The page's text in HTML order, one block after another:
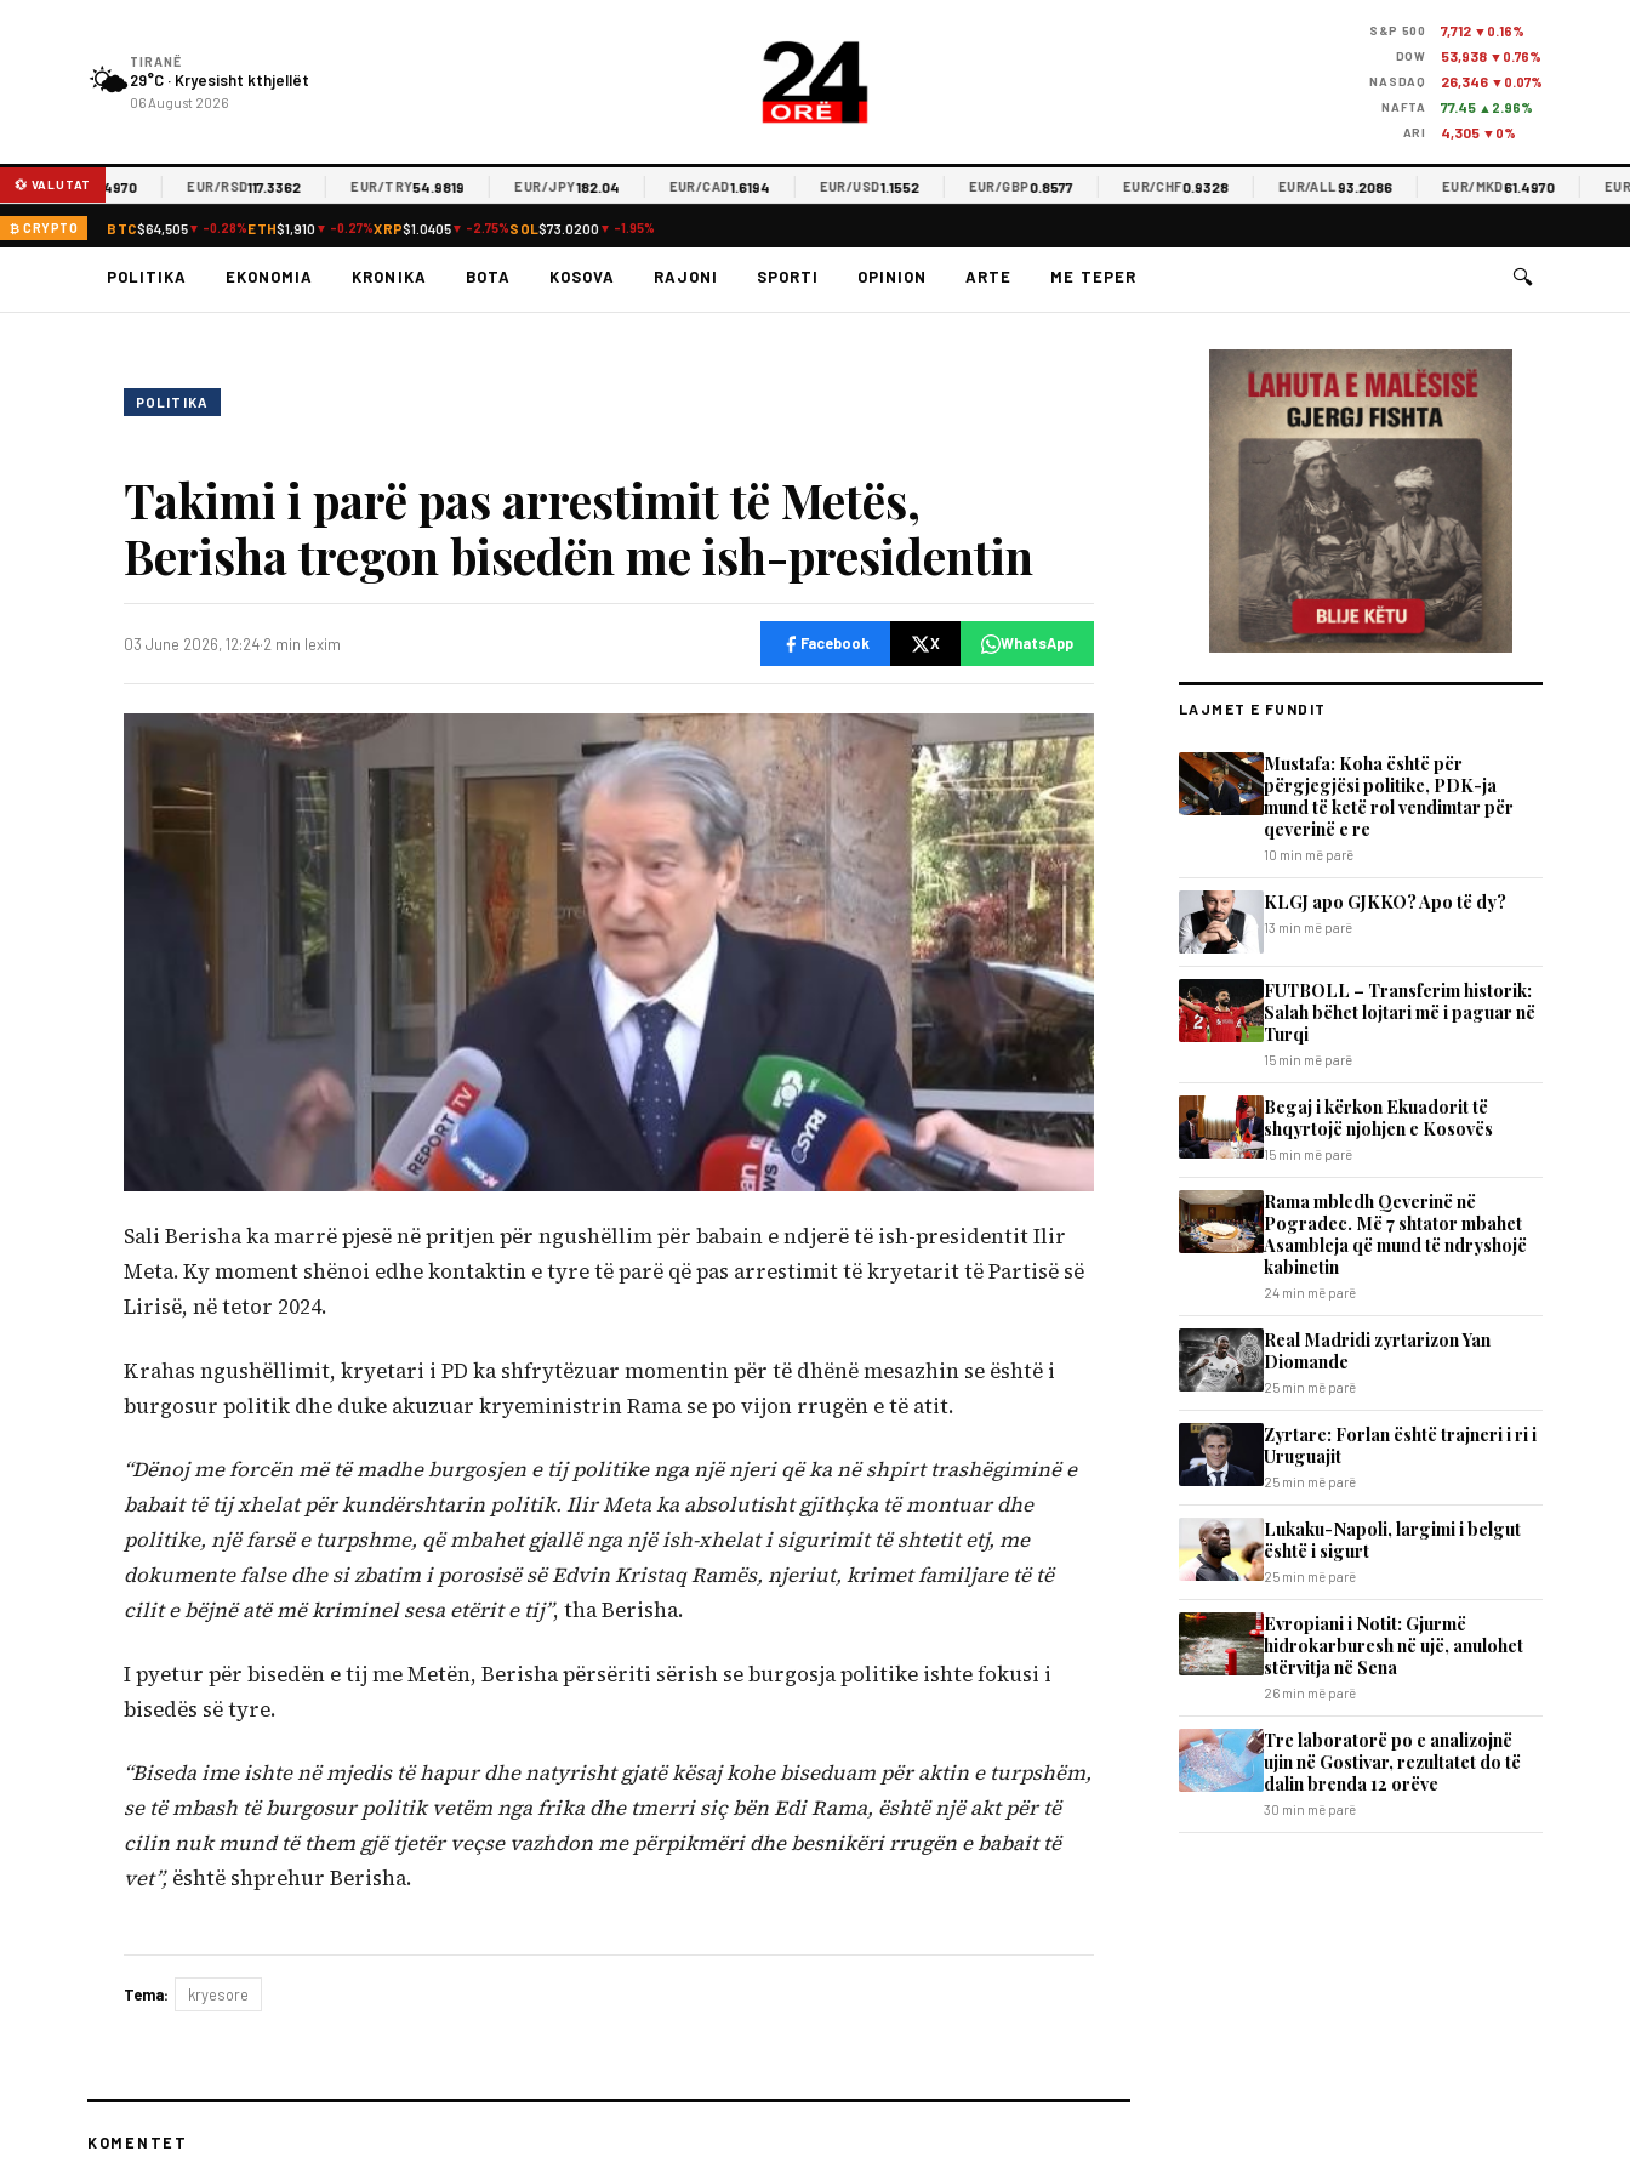
🌤️TIRANË
29°C · Kryesisht kthjellët
06 August 2026
S&P 500 7,712 ▼0.16%
DOW 53,938 ▼0.76%
NASDAQ 26,346 ▼0.07%
NAFTA 77.45 ▲2.96%
ARI 4,305 ▼0%
💱 VALUTAT
MKD61.4970 EUR/RSD117.3362 EUR/TRY54.9819 EUR/JPY182.04 EUR/CAD1.6194 EUR/USD1.1552 EUR/GBP0.8577 EUR/CHF0.9328 EUR/ALL93.2086 EUR/MKD61.4970 EUR/
₿ CRYPTO BTC$64,505▼ -0.28%ETH$1,910 ▼ -0.27%XRP$1.0405▼ -2.75%SOL$73.0200 ▼ -1.95%
POLITIKA EKONOMIA KRONIKA BOTA KOSOVA RAJONI SPORTI OPINION ARTE ME TEPER 🔍
POLITIKA
Takimi i parë pas arrestimit të Metës,
Berisha tregon bisedën me ish-presidentin
03 June 2026, 12:24·2 min lexim Facebook X WhatsApp
Sali Berisha ka marrë pjesë në pritjen për ngushëllim për babain e ndjerë të ish-presidentit Ilir
Meta. Ky moment shënoi edhe kontaktin e tyre të parë që pas arrestimit të kryetarit të Partisë së
Lirisë, në tetor 2024.
Krahas ngushëllimit, kryetari i PD ka shfrytëzuar momentin për të dhënë mesazhin se është i
burgosur politik dhe duke akuzuar kryeministrin Rama se po vijon rrugën e të atit.
“Dënoj me forcën më të madhe burgosjen e tij politike nga një njeri që ka në shpirt trashëgiminë e
babait të tij xhelat për kundërshtarin politik. Ilir Meta ka absolutisht gjithçka të montuar dhe
politike, një farsë e turpshme, që mbahet gjallë nga një ish-xhelat i sigurimit të shtetit etj, me
dokumente false dhe si zbatim i porosisë së Edvin Kristaq Ramës, njeriut, krimet familjare të të
cilit e bëjnë atë më kriminel sesa etërit e tij”, tha Berisha.
I pyetur për bisedën e tij me Metën, Berisha përsëriti sërish se burgosja politike ishte fokusi i
bisedës së tyre.
“Biseda ime ishte në mjedis të hapur dhe natyrisht gjatë kësaj kohe biseduam për aktin e turpshëm,
se të mbash të burgosur politik vetëm nga frika dhe tmerri siç bën Edi Rama, është një akt për të
cilin nuk mund të them gjë tjetër veçse vazhdon me përpikmëri dhe besnikëri rrugën e babait të
vet”, është shprehur Berisha.
Tema: kryesore
KOMENTET
LAJMET E FUNDIT
Mustafa: Koha është për
përgjegjësi politike, PDK-ja
mund të ketë rol vendimtar për
qeverinë e re
10 min më parë
KLGJ apo GJKKO? Apo të dy?
13 min më parë
FUTBOLL – Transferim historik:
Salah bëhet lojtari më i paguar në
Turqi
15 min më parë
Begaj i kërkon Ekuadorit të
shqyrtojë njohjen e Kosovës
15 min më parë
Rama mbledh Qeverinë në
Pogradec. Më 7 shtator mbahet
Asambleja që mund të ndryshojë
kabinetin
24 min më parë
Real Madridi zyrtarizon Yan
Diomande
25 min më parë
Zyrtare: Forlan është trajneri i ri i
Uruguajit
25 min më parë
Lukaku-Napoli, largimi i belgut
është i sigurt
25 min më parë
Evropiani i Notit: Gjurmë
hidrokarburesh në ujë, anulohet
stërvitja në Sena
26 min më parë
Tre laboratorë po e analizojnë
ujin në Gostivar, rezultatet do të
dalin brenda 12 orëve
30 min më parë